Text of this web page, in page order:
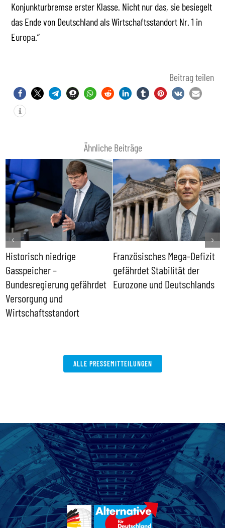
Konjunkturbremse erster Klasse. Nicht nur das, sie besiegelt
das Ende von Deutschland als Wirtschaftsstandort Nr. 1 in
Europa.“
Beitrag teilen
Ähnliche Beiträge
Historisch niedrige
Gasspeicher –
Bundesregierung gefährdet
Versorgung und
Wirtschaftsstandort
Französisches Mega-Defizit
gefährdet Stabilität der
Eurozone und Deutschlands
ALLE PRESSEMITTEILUNGEN